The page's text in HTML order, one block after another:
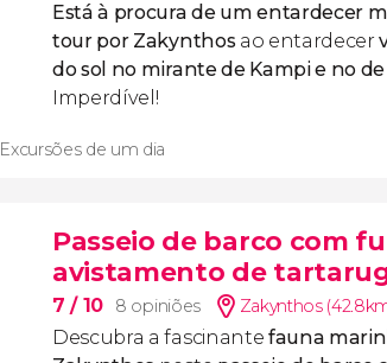
Está à procura de um entardecer
tour por Zakynthosao entardecer
do sol no mirante de Kampi e no
Imperdível!
Excursões de um dia
Passeio de barco com
avistamento de
7/ 10 8 opiniões Zakynthos
Descubra a fascinante fauna